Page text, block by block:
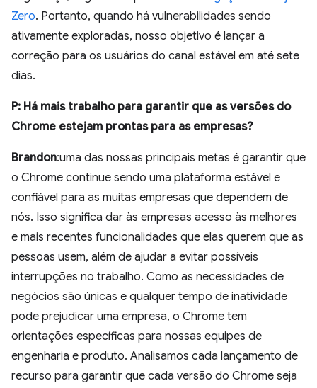
Zero. Portanto, quando há vulnerabilidades sendo
ativamente exploradas, nosso objetivo é lançar a
correção para os usuários do canal estável em até sete
dias.
P: Há mais trabalho para garantir que as versões do
Chrome estejam prontas para as empresas?
Brandon:uma das nossas principais metas é garantir que
o Chrome continue sendo uma plataforma estável e
confiável para as muitas empresas que dependem de
nós. Isso significa dar às empresas acesso às melhores
e mais recentes funcionalidades que elas querem que as
pessoas usem, além de ajudar a evitar possíveis
interrupções no trabalho. Como as necessidades de
negócios são únicas e qualquer tempo de inatividade
pode prejudicar uma empresa, o Chrome tem
orientações específicas para nossas equipes de
engenharia e produto. Analisamos cada lançamento de
recurso para garantir que cada versão do Chrome seja